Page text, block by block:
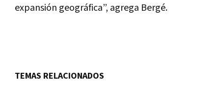
expansión geográfica”, agrega Bergé.
TEMAS RELACIONADOS